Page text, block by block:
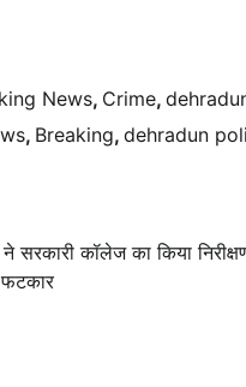
News, Crime,
, Breaking, dehradun
सरकारी कॉलेज का किया
फटकार